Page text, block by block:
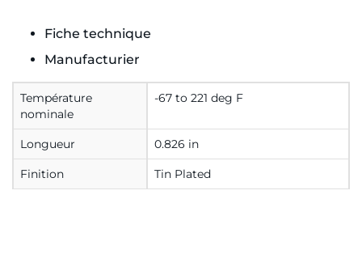
Fiche technique
Manufacturier
Température
nominale
-67 to 221 deg F
Longueur 0.826 in
Finition Tin Plated